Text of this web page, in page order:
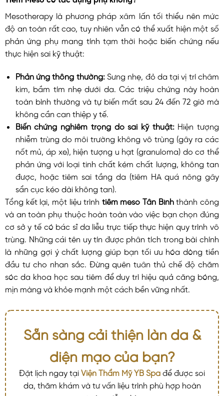
Mesotherapy là phương pháp xâm lấn tối thiểu nên mức
độ an toàn rất cao, tuy nhiên vẫn có thể xuất hiện một số
phản ứng phụ mang tính tạm thời hoặc biến chứng nếu
thực hiện sai kỹ thuật:
Phản ứng thông thường:Sưng nhẹ, đỏ da tại vị trí châm
kim, bầm tím nhẹ dưới da. Các triệu chứng này hoàn
toàn bình thường và tự biến mất sau 24 đến 72 giờ mà
không cần can thiệp y tế.
Biến chứng nghiêm trọng do sai kỹ thuật:Hiện tượng
nhiễm trùng do môi trường không vô trùng (gây ra các
nốt mủ, áp xe), hiện tượng u hạt (granuloma) do cơ thể
phản ứng với loại tinh chất kém chất lượng, không tan
được, hoặc tiêm sai tầng da (tiêm HA quá nông gây
sẩn cục kéo dài không tan).
Tổng kết lại, một liệu trình tiêm meso Tân Bìnhthành công
và an toàn phụ thuộc hoàn toàn vào việc bạn chọn đúng
cơ sở y tế có bác sĩ da liễu trực tiếp thực hiện quy trình vô
trùng. Những cái tên uy tín được phân tích trong bài chính
là những gợi ý chất lượng giúp bạn tối ưu hóa dòng tiền
đầu tư cho nhan sắc. Đừng quên tuân thủ chế độ chăm
sóc da khoa học sau tiêm để duy trì hiệu quả căng bóng,
mịn màng và khỏe mạnh một cách bền vững nhất.
Sẵn sàng cải thiện làn da &
diện mạo của bạn?
Đặt lịch ngay tại Viện Thẩm Mỹ YB Spa để được soi
da, thăm khám và tư vấn liệu trình phù hợp hoàn